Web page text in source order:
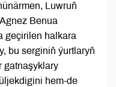
Luwruň
Benua
geçirilen halkara
bu serginiň ýurtlaryň
gatnaşyklary
hem-de